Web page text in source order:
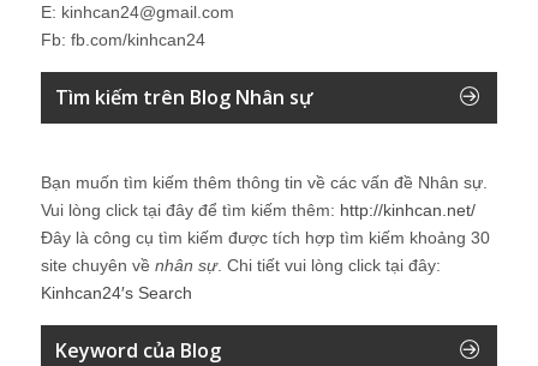
E: kinhcan24@gmail.com
Fb: fb.com/kinhcan24
Tìm kiếm trên Blog Nhân sự
Bạn muốn tìm kiếm thêm thông tin về các vấn đề Nhân sự.
Vui lòng click tại đây để tìm kiếm thêm: http://kinhcan.net/
Đây là công cụ tìm kiếm được tích hợp tìm kiếm khoảng 30
site chuyên về nhân sự. Chi tiết vui lòng click tại đây:
Kinhcan24′s Search
Keyword của Blog